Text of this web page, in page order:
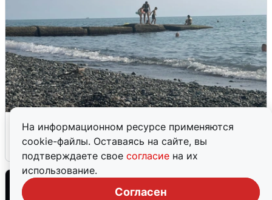
На информационном ресурсе применяются
cookie-файлы. Оставаясь на сайте, вы
подтверждаете свое согласие на их
использование.
Согласен
Сирены в Сочи: новая угроза БПЛА
6 августа 0